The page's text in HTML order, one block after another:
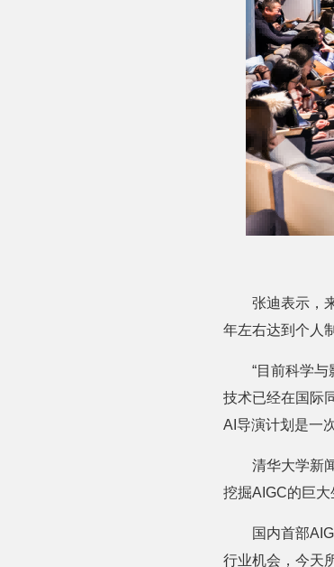
张迪表示，
年左右达到个人
“目前科学
技术已经在国际
AI导演计划是一
清华大学新
挖掘AIGC的巨大
国内首部
行业机会，今天